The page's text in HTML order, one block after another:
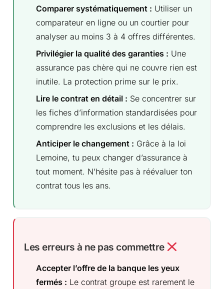
Comparer systématiquement : Utiliser un
comparateur en ligne ou un courtier pour
analyser au moins 3 à 4 offres différentes.
Privilégier la qualité des garanties : Une
assurance pas chère qui ne couvre rien est
inutile. La protection prime sur le prix.
Lire le contrat en détail : Se concentrer sur
les fiches d’information standardisées pour
comprendre les exclusions et les délais.
Anticiper le changement : Grâce à la loi
Lemoine, tu peux changer d’assurance à
tout moment. N’hésite pas à réévaluer ton
contrat tous les ans.
Les erreurs à ne pas commettre
Accepter l’offre de la banque les yeux
fermés : Le contrat groupe est rarement le